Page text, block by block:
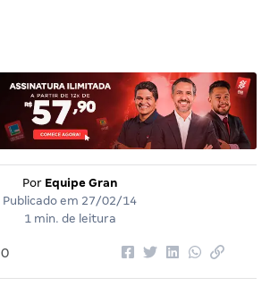
Por Equipe Gran
Publicado em 27/02/14
1 min. de leitura
0